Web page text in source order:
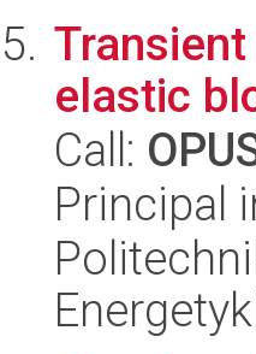
elastic
Call:
Principal